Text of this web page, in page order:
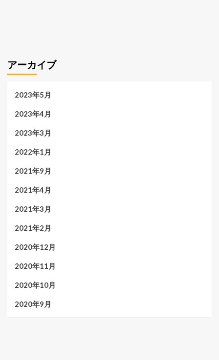
アーカイブ
2023年5月
2023年4月
2023年3月
2022年1月
2021年9月
2021年4月
2021年3月
2021年2月
2020年12月
2020年11月
2020年10月
2020年9月